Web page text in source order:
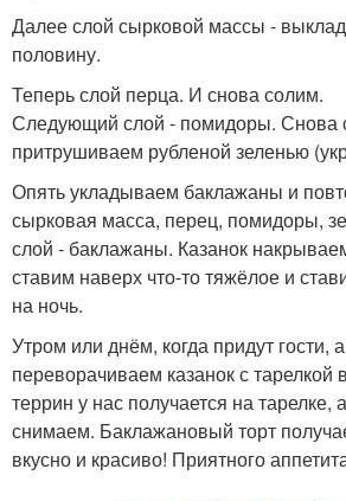
Далее слой сырковой массы -
половину.
Теперь слой перца. И снова солим.
Следующий слой - помидоры. Снова
притрушиваем рубленой зеленью
Опять укладываем баклажаны и
сырковая масса, перец, помидоры,
слой - баклажаны. Казанок
ставим наверх что-то тяжёлое и
на ночь.
Утром или днём, когда придут гости,
переворачиваем казанок с тарелкой
террин у нас получается на тарелке,
снимаем. Баклажановый торт
вкусно и красиво! Приятного